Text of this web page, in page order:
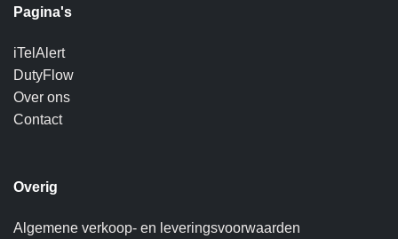
Pagina's
iTelAlert
DutyFlow
Over ons
Contact
Overig
Algemene verkoop- en leveringsvoorwaarden